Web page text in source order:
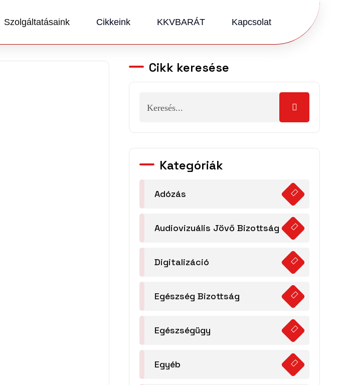
Szolgáltatásaink Cikkeink KKVBARÁT Kapcsolat
Cikk keresése
Kategóriák
Adózás
Audiovizuális Jövő Bizottság
Digitalizáció
Egészség Bizottság
Egészségügy
Egyéb